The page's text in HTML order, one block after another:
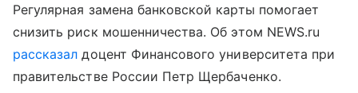
Регулярная замена банковской карты помогает
снизить риск мошенничества. Об этом NEWS.ru
рассказал доцент Финансового университета при
правительстве России Петр Щербаченко.